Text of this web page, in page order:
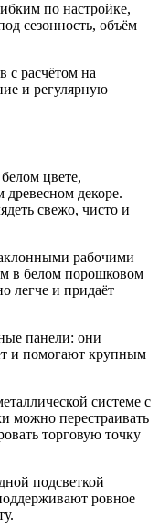
по настройке,
сезонность, объём
с расчётом на
и регулярную
цвете,
декоре.
свежо, чисто и
рабочими
в белом порошковом
легче и придаёт
панели: они
и помогают крупным
системе с
можно перестраивать
торговую точку
подсветкой
ровное